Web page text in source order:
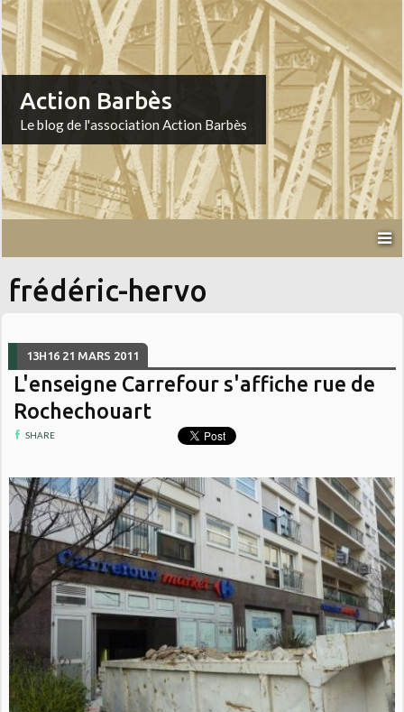
Action Barbès
Le blog de l'association Action Barbès
frédéric-hervo
13H16 21 MARS 2011
L'enseigne Carrefour s'affiche rue de
Rochechouart
SHARE